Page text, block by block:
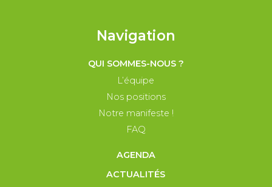
Navigation
QUI SOMMES-NOUS ?
L’équipe
Nos positions
Notre manifeste !
FAQ
AGENDA
ACTUALITÉS